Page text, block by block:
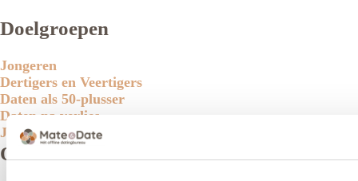
Doelgroepen
Jongeren
Dertigers en Veertigers
Daten als 50-plusser
Daten na verlies
Jonge senioren
Onze aanpak